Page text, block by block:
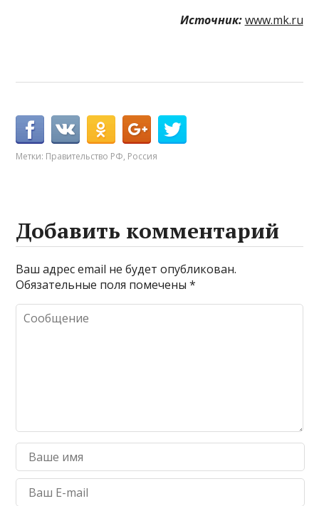
Источник: www.mk.ru
Метки: Правительство РФ, Россия
Добавить комментарий
Ваш адрес email не будет опубликован.
Обязательные поля помечены*